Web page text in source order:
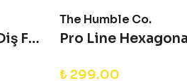
Yetişkin Bambu Diş Fırçası Medium - Kırmızı
The Humble Co.
₺ 299.00